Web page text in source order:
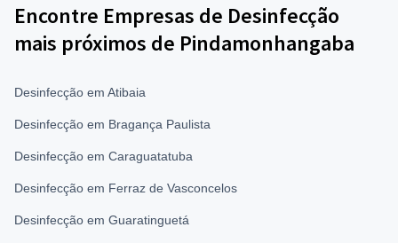
Encontre Empresas de Desinfecção
mais próximos de Pindamonhangaba
Desinfecção em Atibaia
Desinfecção em Bragança Paulista
Desinfecção em Caraguatatuba
Desinfecção em Ferraz de Vasconcelos
Desinfecção em Guaratinguetá